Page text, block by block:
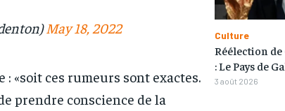
year.
By agreeing to this tier, you are billed
every month after the first one until you
opt out of the monthly subscription.
year.
By agreeing to this tier, you are billed
every month after the first one until you
opt out of the monthly subscription.
May 18, 2022
«soit ces rumeurs sont exactes.
prendre conscience de la
Culture
Réélection
: Le Pays de
3 août 2026